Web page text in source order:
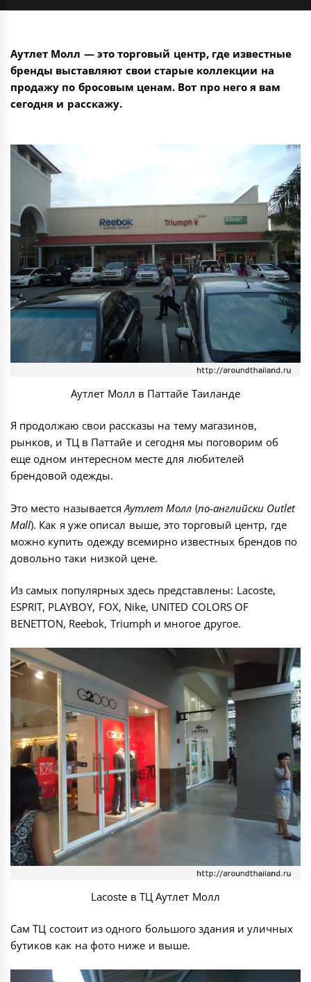
Аутлет Молл — это торговый центр, где известные
бренды выставляют свои старые коллекции на
продажу по бросовым ценам. Вот про него я вам
сегодня и расскажу.
Аутлет Молл в Паттайе Таиланде
Я продолжаю свои рассказы на тему магазинов,
рынков, и ТЦ в Паттайе и сегодня мы поговорим об
еще одном интересном месте для любителей
брендовой одежды.
Это место называется Аутлет Молл (по-английски Outlet
Mall). Как я уже описал выше, это торговый центр, где
можно купить одежду всемирно известных брендов по
довольно таки низкой цене.
Из самых популярных здесь представлены: Lacoste,
ESPRIT, PLAYBOY, FOX, Nike, UNITED COLORS OF
BENETTON, Reebok, Triumph и многое другое.
Lacoste в ТЦ Аутлет Молл
Сам ТЦ состоит из одного большого здания и уличных
бутиков как на фото ниже и выше.